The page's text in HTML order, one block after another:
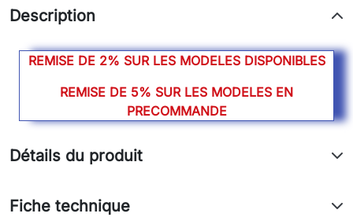
Description
REMISE DE 2% SUR LES MODELES DISPONIBLES
REMISE DE 5% SUR LES MODELES EN
PRECOMMANDE
Détails du produit
Fiche technique